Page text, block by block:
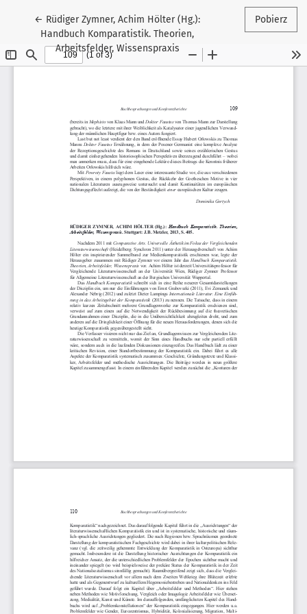
← Wróć do szczegółów artykułu
Rüdiger Zymner, Achim Hölter (Hg.):
Handbuch Komparatistik. Theorien,
Arbeitsfelder, Wissenspraxis
Pobierz